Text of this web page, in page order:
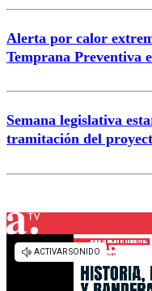
Alerta por calor
Temprana Preventiva
Semana legislativa
tramitación del